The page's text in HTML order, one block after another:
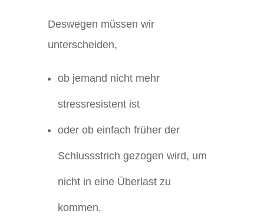
Deswegen müssen wir
unterscheiden,
ob jemand nicht mehr
stressresistent ist
oder ob einfach früher der
Schlussstrich gezogen wird, um
nicht in eine Überlast zu
kommen.